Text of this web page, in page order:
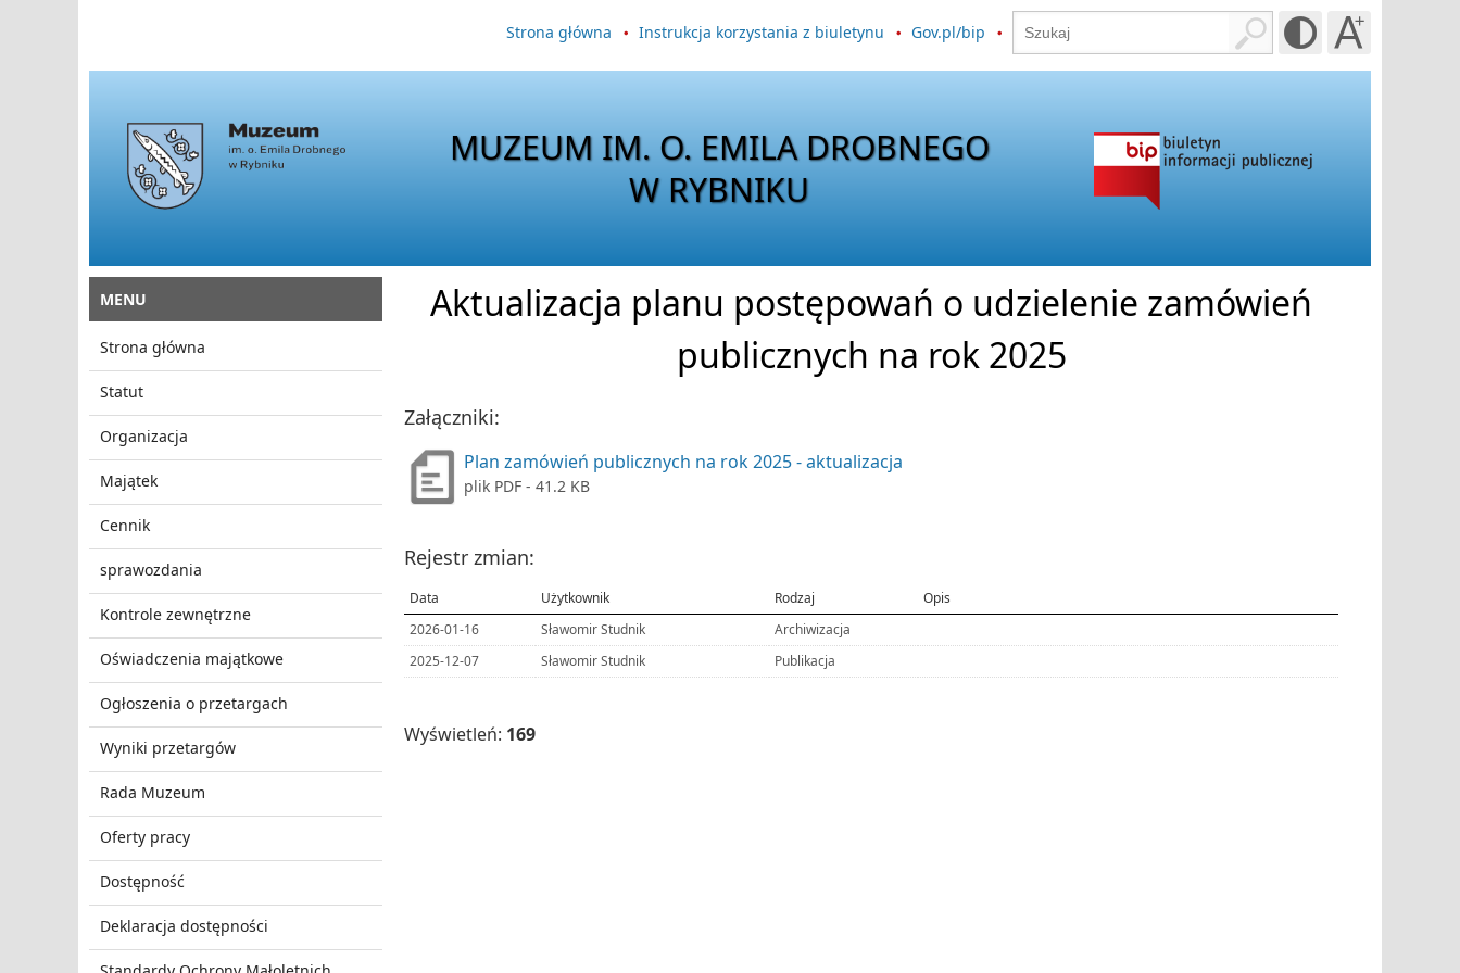
Strona główna Instrukcja korzystania z biuletynu Gov.pl/bip
MUZEUM IM. O. EMILA DROBNEGO
W RYBNIKU
MENU
Strona główna
Statut
Organizacja
Majątek
Cennik
sprawozdania
Kontrole zewnętrzne
Oświadczenia majątkowe
Ogłoszenia o przetargach
Wyniki przetargów
Rada Muzeum
Oferty pracy
Dostępność
Deklaracja dostępności
Aktualizacja planu postępowań o udzielenie zamówień
publicznych na rok 2025
Załączniki:
Plan zamówień publicznych na rok 2025 - aktualizacja
plik PDF - 41.2 KB
Rejestr zmian:
Data Użytkownik Rodzaj
Opis
2026-01-16
Sławomir Studnik
Archiwizacja
2025-12-07
Sławomir Studnik Publikacja
Wyświetleń: 169